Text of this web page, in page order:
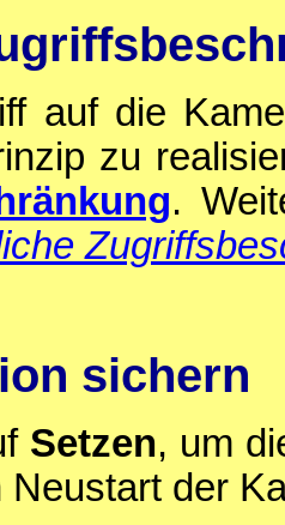
auf die
zu
.
sichern
Setzen, um
Neustart der